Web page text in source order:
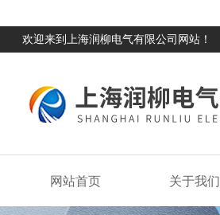
欢迎来到上海润柳电气有限公司网站！
网站首页 关于我们